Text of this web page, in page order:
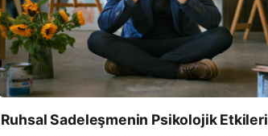
Ruhsal Sadeleşmenin Psikolojik Etkileri